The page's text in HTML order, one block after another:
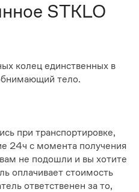
STKLO
колец единственных в
тело.
при транспортировке,
24ч с момента получения
не подошли и вы хотите
оплачивает стоимость
ответственен за то,